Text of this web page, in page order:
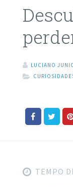
LUCIANO
TEMPO